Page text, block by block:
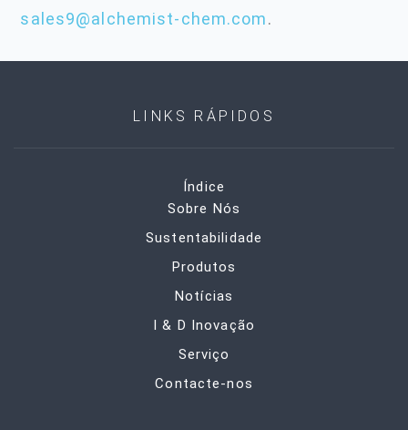
sales9@alchemist-chem.com.
LINKS RÁPIDOS
Índice
Sobre Nós
Sustentabilidade
Produtos
Notícias
I & D Inovação
Serviço
Contacte-nos